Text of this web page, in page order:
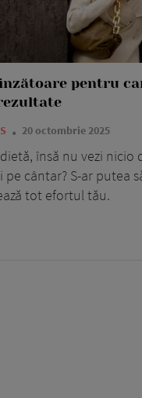
pentru
20 octombrie 2025
însă nu vezi nicio
cântar? S-ar putea
tot efortul tău.